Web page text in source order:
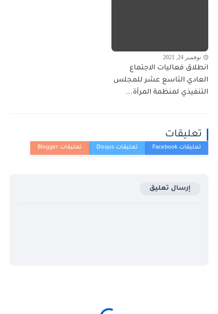
نوفمبر 24, 2021
انطلاق فعاليات الاجتماع
العادي التاسع عشر للمجلس
التنفيذي لمنظمة المرأة...
تعليقات
إرسال تعليق